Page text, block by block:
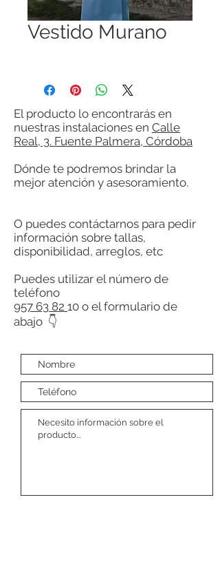
Vestido Murano
El producto lo encontrarás en
nuestras instalaciones en Calle
Real, 3. Fuente Palmera, Córdoba
Dónde te podremos brindar la
mejor atención y asesoramiento.
O puedes contáctarnos para pedir
información sobre tallas,
disponibilidad, arreglos, etc
Puedes utilizar el número de
teléfono
957 63 82 10 o el formulario de
abajo 👇